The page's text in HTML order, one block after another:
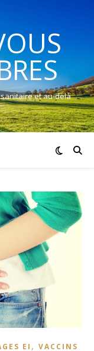
et au-delà
EI , VACCINS